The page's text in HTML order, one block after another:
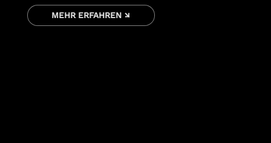
MEHR ERFAHREN ↘